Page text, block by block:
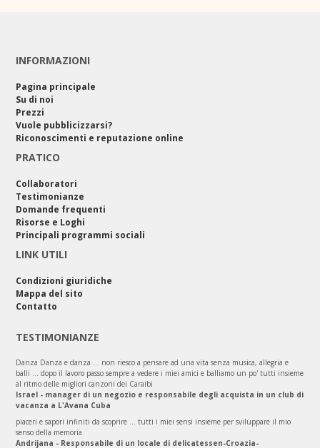
INFORMAZIONI
Pagina principale
Su di noi
Prezzi
Vuole pubblicizzarsi?
Riconoscimenti e reputazione online
PRATICO
Collaboratori
Testimonianze
Domande frequenti
Risorse e Loghi
Principali programmi sociali
LINK UTILI
Condizioni giuridiche
Mappa del sito
Contatto
TESTIMONIANZE
Danza Danza e danza ... non riesco a pensare ad una vita senza musica, allegria e
balli ... dopo il lavoro passo sempre a vedere i miei amici e balliamo un po' tutti insieme
al ritmo delle migliori canzoni dei Caraibi
Israel - manager di un negozio e responsabile degli acquista in un club di
vacanza a L'Avana Cuba
piaceri e sapori infiniti da scoprire ... tutti i miei sensi insieme per sviluppare il mio
senso della memoria
Andrijana - Responsabile di un locale di delicatessen-Croazia-